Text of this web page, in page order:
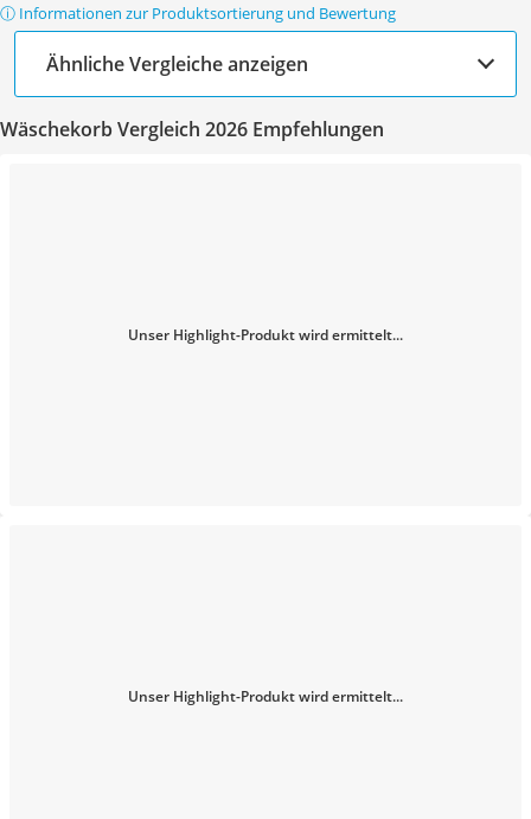
ⓘ Informationen zur Produktsortierung und Bewertung
Ähnliche Vergleiche anzeigen
Wäschekorb Vergleich 2026 Empfehlungen
Unser Highlight-Produkt wird ermittelt...
Unser Highlight-Produkt wird ermittelt...